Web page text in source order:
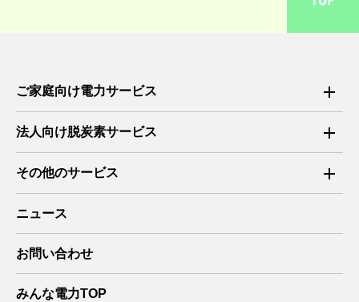
ご家庭向け電力サービス
料金シミュレーション
ご利用までの流れ
電気需給約款/重要事項説明書
クレジットカード決済規約
法人向け脱炭素サービス
法人向け低圧料金シミュレーション
資料ダウンロード
お問い合わせ（みんな電力をご利用中の方）
よくあるご質問
その他のサービス
新電力向けサービス
ニュース
お問い合わせ
みんな電力TOP